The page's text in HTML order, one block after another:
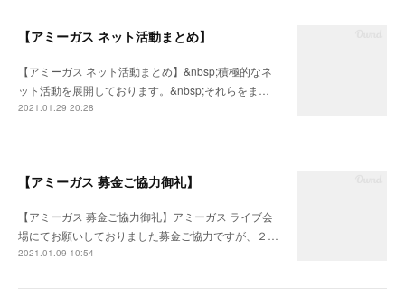
【アミーガス ネット活動まとめ】
【アミーガス ネット活動まとめ】&nbsp;積極的なネ
ット活動を展開しております。&nbsp;それらをま…
2021.01.29 20:28
【アミーガス 募金ご協力御礼】
【アミーガス 募金ご協力御礼】アミーガス ライブ会
場にてお願いしておりました募金ご協力ですが、２…
2021.01.09 10:54